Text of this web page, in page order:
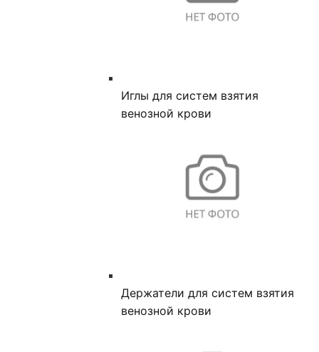
Иглы для систем взятия
венозной крови
Держатели для систем взятия
венозной крови